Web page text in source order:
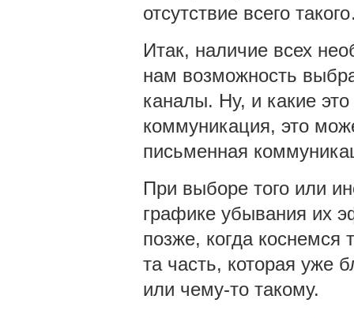
отсутствие всего
Итак, наличие всех
нам возможность
каналы. Ну, и какие
коммуникация, это
письменная
При выборе того или
графике убывания их
позже, когда коснемся
та часть, которая уже
или чему-то такому.